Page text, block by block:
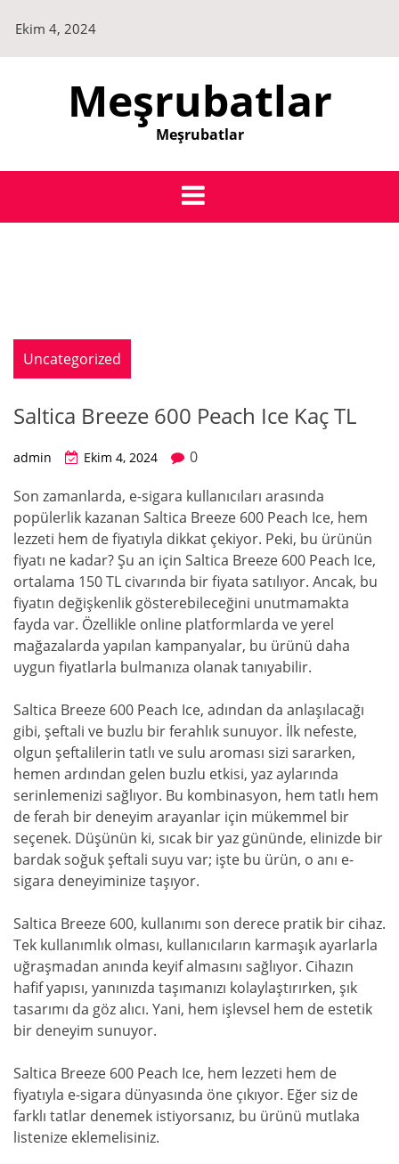
content
Ekim 4, 2024
Meşrubatlar
Meşrubatlar
Uncategorized
Saltica Breeze 600 Peach Ice Kaç TL
admin Ekim 4, 2024
0
Son zamanlarda, e-sigara kullanıcıları arasında
popülerlik kazanan Saltica Breeze 600 Peach Ice, hem
lezzeti hem de fiyatıyla dikkat çekiyor. Peki, bu ürünün
fiyatı ne kadar? Şu an için Saltica Breeze 600 Peach Ice,
ortalama 150 TL civarında bir fiyata satılıyor. Ancak, bu
fiyatın değişkenlik gösterebileceğini unutmamakta
fayda var. Özellikle online platformlarda ve yerel
mağazalarda yapılan kampanyalar, bu ürünü daha
uygun fiyatlarla bulmanıza olanak tanıyabilir.
Saltica Breeze 600 Peach Ice, adından da anlaşılacağı
gibi, şeftali ve buzlu bir ferahlık sunuyor. İlk nefeste,
olgun şeftalilerin tatlı ve sulu aroması sizi sararken,
hemen ardından gelen buzlu etkisi, yaz aylarında
serinlemenizi sağlıyor. Bu kombinasyon, hem tatlı hem
de ferah bir deneyim arayanlar için mükemmel bir
seçenek. Düşünün ki, sıcak bir yaz gününde, elinizde bir
bardak soğuk şeftali suyu var; işte bu ürün, o anı e-
sigara deneyiminize taşıyor.
Saltica Breeze 600, kullanımı son derece pratik bir cihaz.
Tek kullanımlık olması, kullanıcıların karmaşık ayarlarla
uğraşmadan anında keyif almasını sağlıyor. Cihazın
hafif yapısı, yanınızda taşımanızı kolaylaştırırken, şık
tasarımı da göz alıcı. Yani, hem işlevsel hem de estetik
bir deneyim sunuyor.
Saltica Breeze 600 Peach Ice, hem lezzeti hem de
fiyatıyla e-sigara dünyasında öne çıkıyor. Eğer siz de
farklı tatlar denemek istiyorsanız, bu ürünü mutlaka
listenize eklemelisiniz.